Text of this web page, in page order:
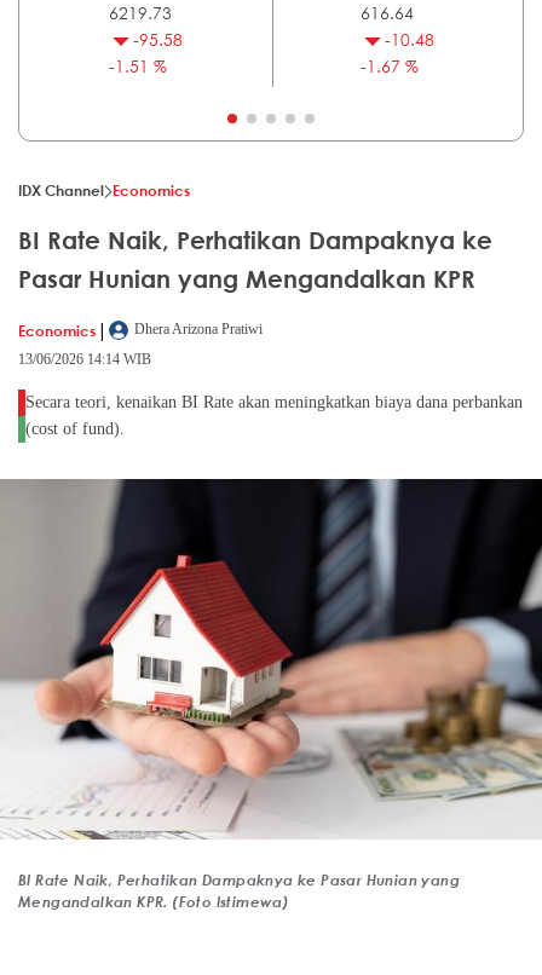
6219.73
-95.58
-1.51 %
616.64
-10.48
-1.67 %
IDX Channel Economics
BI Rate Naik, Perhatikan Dampaknya ke
Pasar Hunian yang Mengandalkan KPR
Economics |
Dhera Arizona Pratiwi
13/06/2026 14:14 WIB
Secara teori, kenaikan BI Rate akan meningkatkan biaya dana perbankan
(cost of fund).
BI Rate Naik, Perhatikan Dampaknya ke Pasar Hunian yang
Mengandalkan KPR. (Foto Istimewa)